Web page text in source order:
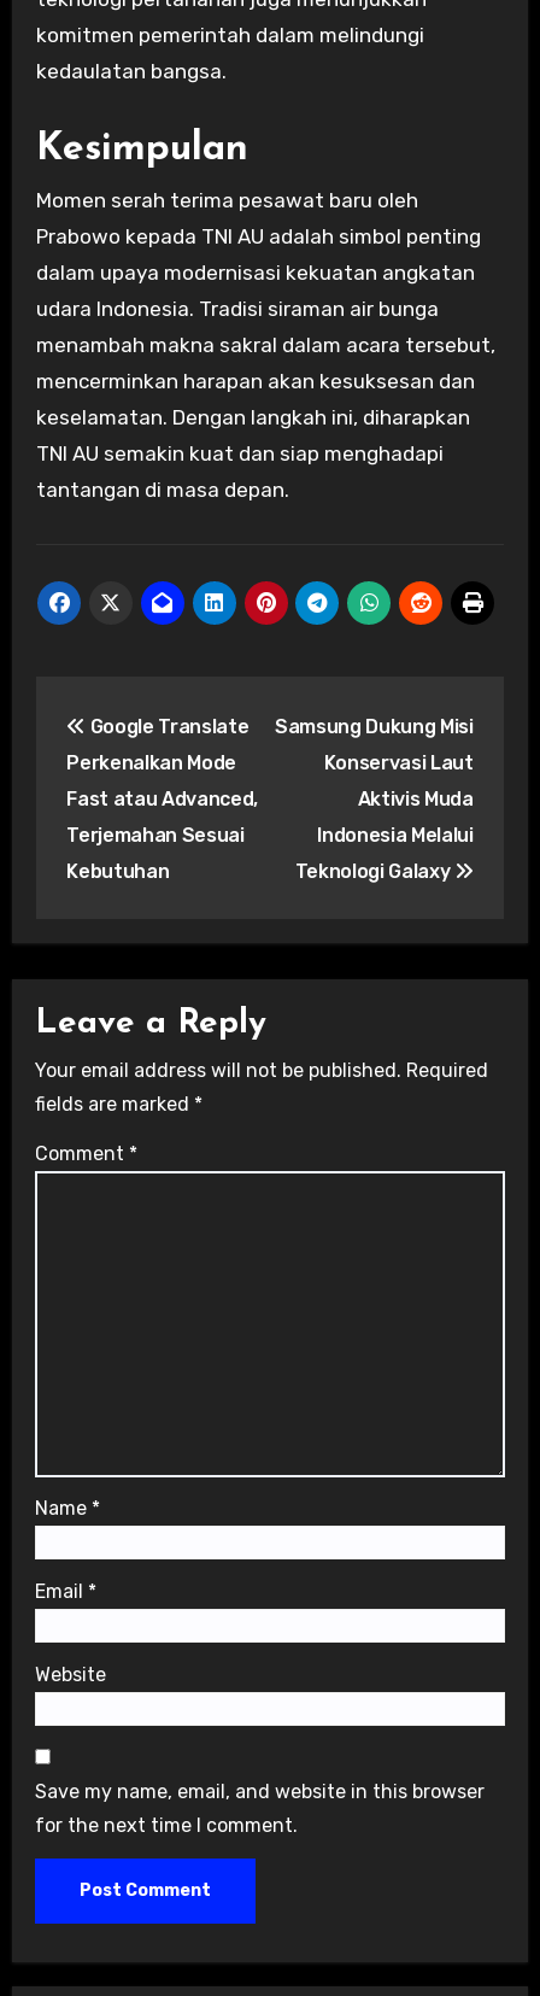
komitmen pemerintah dalam melindungi
kedaulatan bangsa.
Kesimpulan
Momen serah terima pesawat baru oleh
Prabowo kepada TNI AU adalah simbol penting
dalam upaya modernisasi kekuatan angkatan
udara Indonesia. Tradisi siraman air bunga
menambah makna sakral dalam acara tersebut,
mencerminkan harapan akan kesuksesan dan
keselamatan. Dengan langkah ini, diharapkan
TNI AU semakin kuat dan siap menghadapi
tantangan di masa depan.
navigation
Google Translate
Perkenalkan Mode
Fast atau Advanced,
Terjemahan Sesuai
Kebutuhan
Samsung Dukung Misi
Konservasi Laut
Aktivis Muda
Indonesia Melalui
Teknologi Galaxy
Leave a Reply
Your email address will not be published. Required
fields are marked *
Comment *
Name *
Email *
Website
Save my name, email, and website in this browser
for the next time I comment.